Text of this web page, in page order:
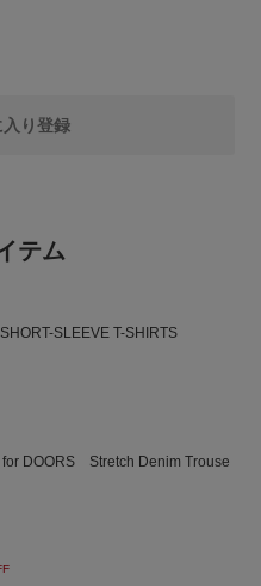
入り登録
テム
SLEEVE T-SHIRTS
for DOORS Stretch Denim Trouse